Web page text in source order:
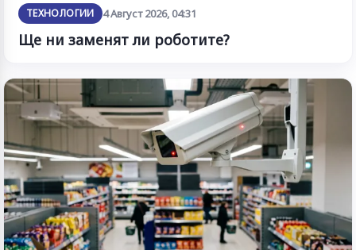
ТЕХНОЛОГИИ 4 Август 2026, 04:31
Ще ни заменят ли роботите?